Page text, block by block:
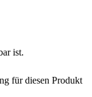
ist.
für diesen Produkt